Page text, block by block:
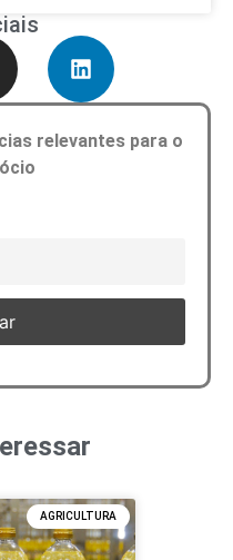
relevantes para o
AGRICULTURA